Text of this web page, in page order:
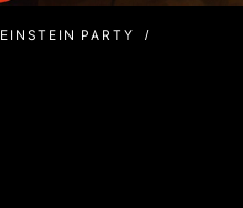
EINSTEIN PARTY